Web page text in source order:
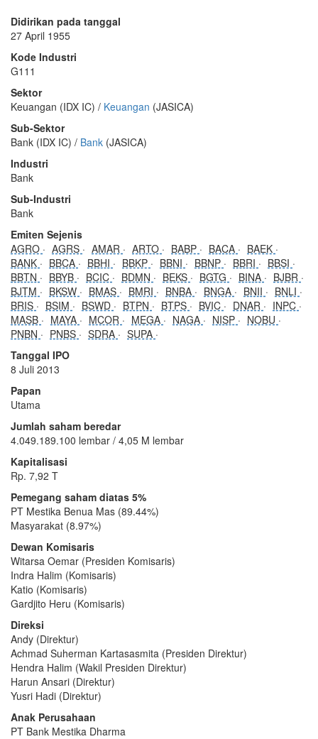
Didirikan pada tanggal
27 April 1955
Kode Industri
G111
Sektor
Keuangan (IDX IC) / Keuangan (JASICA)
Sub-Sektor
Bank (IDX IC) / Bank (JASICA)
Industri
Bank
Sub-Industri
Bank
Emiten Sejenis
AGRO
AGRS AMAR ARTO BABP BACA
BAEK
BANK
BBCA BBHI BBKP BBNI BBNP BBRI
BBSI
BBTN
BBYB BCIC BDMN BEKS BGTG BINA
BJBR
BJTM
BKSW BMAS BMRI BNBA BNGA BNII
BNLI
BRIS
BSIM BSWD BTPN BTPS BVIC DNAR
INPC
MASB
MAYA MCOR MEGA NAGA NISP
NOBU
PNBN
PNBS SDRA
SUPA
Tanggal IPO
8 Juli 2013
Papan
Utama
Jumlah saham beredar
4.049.189.100 lembar / 4,05 M lembar
Kapitalisasi
Rp. 7,92 T
Pemegang saham diatas 5%
PT Mestika Benua Mas (89.44%)
Masyarakat (8.97%)
Dewan Komisaris
Witarsa Oemar (Presiden Komisaris)
Indra Halim (Komisaris)
Katio (Komisaris)
Gardjito Heru (Komisaris)
Direksi
Andy (Direktur)
Achmad Suherman Kartasasmita (Presiden Direktur)
Hendra Halim (Wakil Presiden Direktur)
Harun Ansari (Direktur)
Yusri Hadi (Direktur)
Anak Perusahaan
PT Bank Mestika Dharma